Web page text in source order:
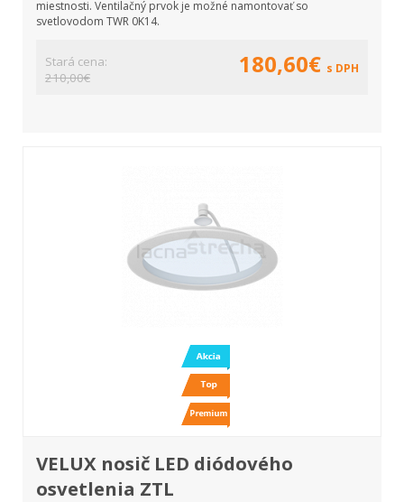
miestnosti. Ventilačný prvok je možné namontovať so
svetlovodom TWR 0K14.
Stará cena:
210,00€
180,60€ s DPH
VELUX nosič LED diódového
osvetlenia ZTL